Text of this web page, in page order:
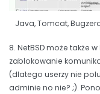
Java, Tomcat,
8. NetBSD może także
zablokowanie
(dlatego userzy nie
adminie no nie? ;).